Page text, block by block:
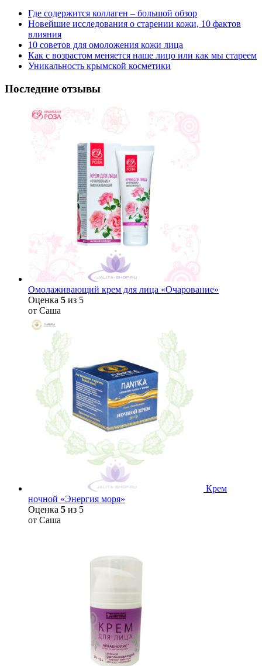
Где содержится коллаген – большой обзор
Новейшие исследования о старении кожи, 10 фактов
влияния
10 советов для омоложения кожи лица
Как с возрастом меняется наше лицо или как мы стареем
Уникальность крымской косметики
Последние отзывы
Омолаживающий крем для лица «Очарование»
Оценка 5 из 5
от Саша
Крем
ночной «Энергия моря»
Оценка 5 из 5
от Саша